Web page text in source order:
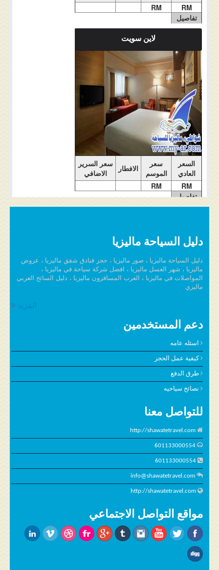
RM
RM
تفاصيل
الغرفة
لاين سويت
السعر
العادي
سعر
الموسم
الافطار
سعر السرير
الاضافي
RM
RM
تفاصيل
الغرفة
ملاحضات الغرفة
دليل السياحة ماليزيا
دليل السياحة ماليزيا ، صور ماليزيا ، حجز فنادق شقق ماليزيا ، عروض
ماليزيا ، شهر العسل ماليزيا ، افضل شركة سياحة في ماليزيا ،
المواصلات في ماليزيا ، العرب المسافرون ماليزيا ، دليل السائح العربي
ماليزي
المزيد
دعم المستخدمين
اسئله عامه
كيفية عمل الحجز
طرق الدفع
نصائح سياحيه
للتواصل معنا
http://shawatetravel.com
601133000554
601133000554
info@shawatetravel.com
http://shawatetravel.com
مواقع التواصل الاجتماعي